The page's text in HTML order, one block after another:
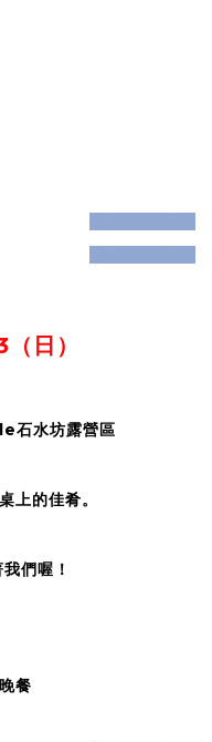
prev
next
prev
next
日）
石水坊露營區
上的佳肴。
們喔！
餐